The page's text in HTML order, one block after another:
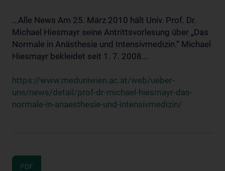
...Alle News Am 25. März 2010 hält Univ. Prof. Dr.
Michael Hiesmayr seine Antrittsvorlesung über „Das
Normale in Anästhesie und Intensivmedizin.“ Michael
Hiesmayr bekleidet seit 1. 7. 2008...
https://www.meduniwien.ac.at/web/ueber-
uns/news/detail/prof-dr-michael-hiesmayr-das-
normale-in-anaesthesie-und-intensivmedizin/
PDF